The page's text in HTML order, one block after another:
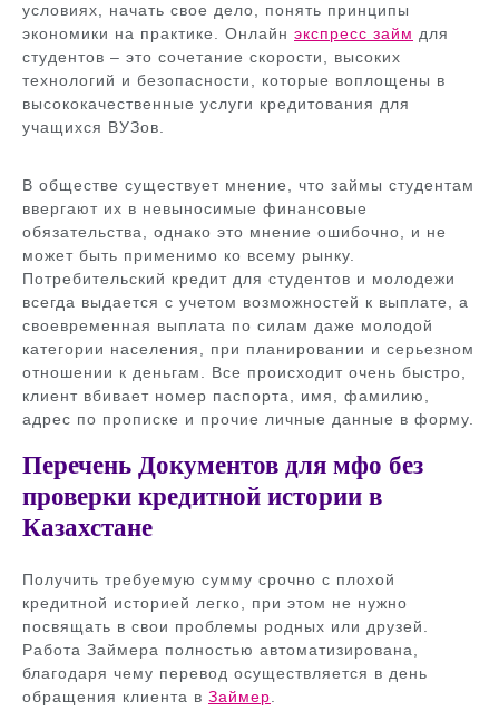
условиях, начать свое дело, понять принципы
экономики на практике. Онлайн экспресс займ для
студентов – это сочетание скорости, высоких
технологий и безопасности, которые воплощены в
высококачественные услуги кредитования для
учащихся ВУЗов.
В обществе существует мнение, что займы студентам
ввергают их в невыносимые финансовые
обязательства, однако это мнение ошибочно, и не
может быть применимо ко всему рынку.
Потребительский кредит для студентов и молодежи
всегда выдается с учетом возможностей к выплате, а
своевременная выплата по силам даже молодой
категории населения, при планировании и серьезном
отношении к деньгам. Все происходит очень быстро,
клиент вбивает номер паспорта, имя, фамилию,
адрес по прописке и прочие личные данные в форму.
Перечень Документов для мфо без
проверки кредитной истории в
Казахстане
Получить требуемую сумму срочно с плохой
кредитной историей легко, при этом не нужно
посвящать в свои проблемы родных или друзей.
Работа Займера полностью автоматизирована,
благодаря чему перевод осуществляется в день
обращения клиента в Займер.